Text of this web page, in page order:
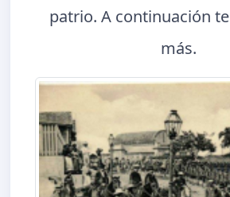
patrio. A continuación
más.